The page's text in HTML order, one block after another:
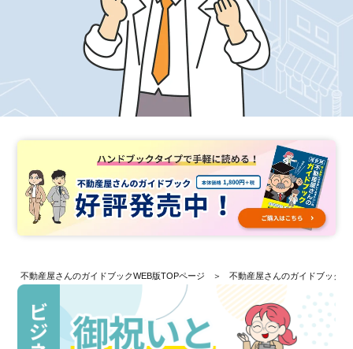
不動産屋さんのガイドブックWEB版TOPページ 不動産屋さんのガイドブック